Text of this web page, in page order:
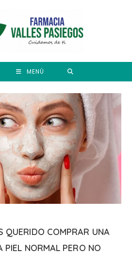
MENÚ
QUERIDO COMPRAR UNA
PIEL NORMAL PERO NO